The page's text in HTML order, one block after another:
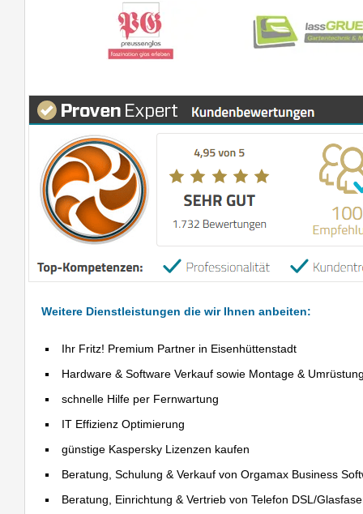
Weitere Dienstleistungen die wir Ihnen anbeiten:
Ihr Fritz! Premium Partner in Eisenhüttenstadt
Hardware & Software Verkauf sowie Montage &
schnelle Hilfe per Fernwartung
IT Effizienz Optimierung
günstige Kaspersky Lizenzen kaufen
Beratung, Schulung & Verkauf von Orgamax Business
Beratung, Einrichtung & Vertrieb von Telefon DSL/